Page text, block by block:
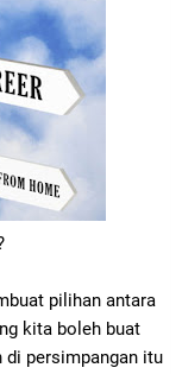
pilihan antara
kita boleh buat
persimpangan itu